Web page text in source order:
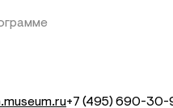
+7 (495) 690-30-